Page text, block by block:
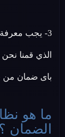
3- يجب
الذي قمنا
باى ضمان من
ما هو
الضمان ؟